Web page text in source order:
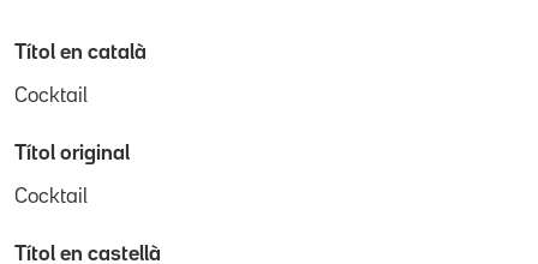
Títol en català
Cocktail
Títol original
Cocktail
Títol en castellà